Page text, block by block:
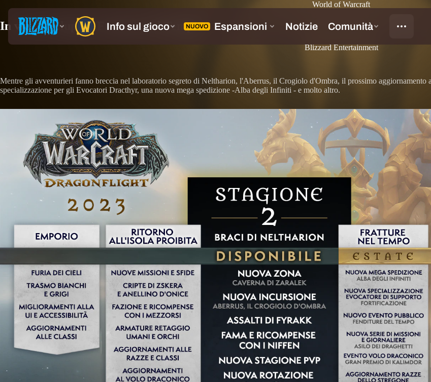
World of Warcraft
In via di sviluppo: Fratture nel Tempo
Blizzard Entertainment
Mentre gli avventurieri fanno breccia nel laboratorio segreto di Neltharion, l'Aberrus, il Crogiolo d'Ombra, il prossimo aggiornamento
specializzazione per gli Evocatori Dracthyr, una nuova mega spedizione -Alba degli Infiniti - e molto altro.